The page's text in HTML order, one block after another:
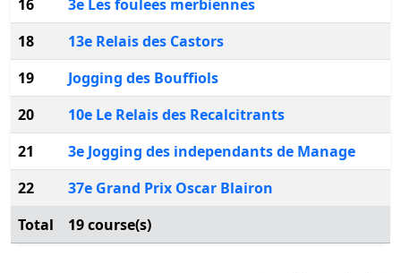
16
3e Les foulees merbiennes
18
13e Relais des Castors
19
Jogging des Bouffiols
20
10e Le Relais des Recalcitrants
21
3e Jogging des independants de Manage
22
37e Grand Prix Oscar Blairon
Total
19 course(s)